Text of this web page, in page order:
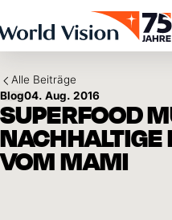
Alle Beiträge
Blog04. Aug. 2016
SUPERFOOD
NACHHALTIGE
VOM MAMI